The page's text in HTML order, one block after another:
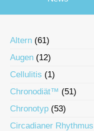
Altern (61)
Augen (12)
Cellulitis (1)
Chronodiät™ (51)
Chronotyp (53)
Circadianer Rhythmus